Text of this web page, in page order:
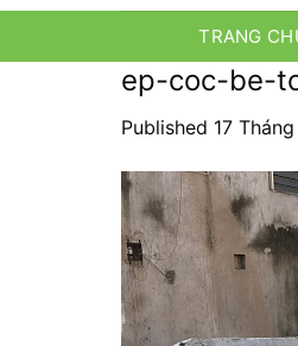
TRANG
ep-coc-be-
Published 17